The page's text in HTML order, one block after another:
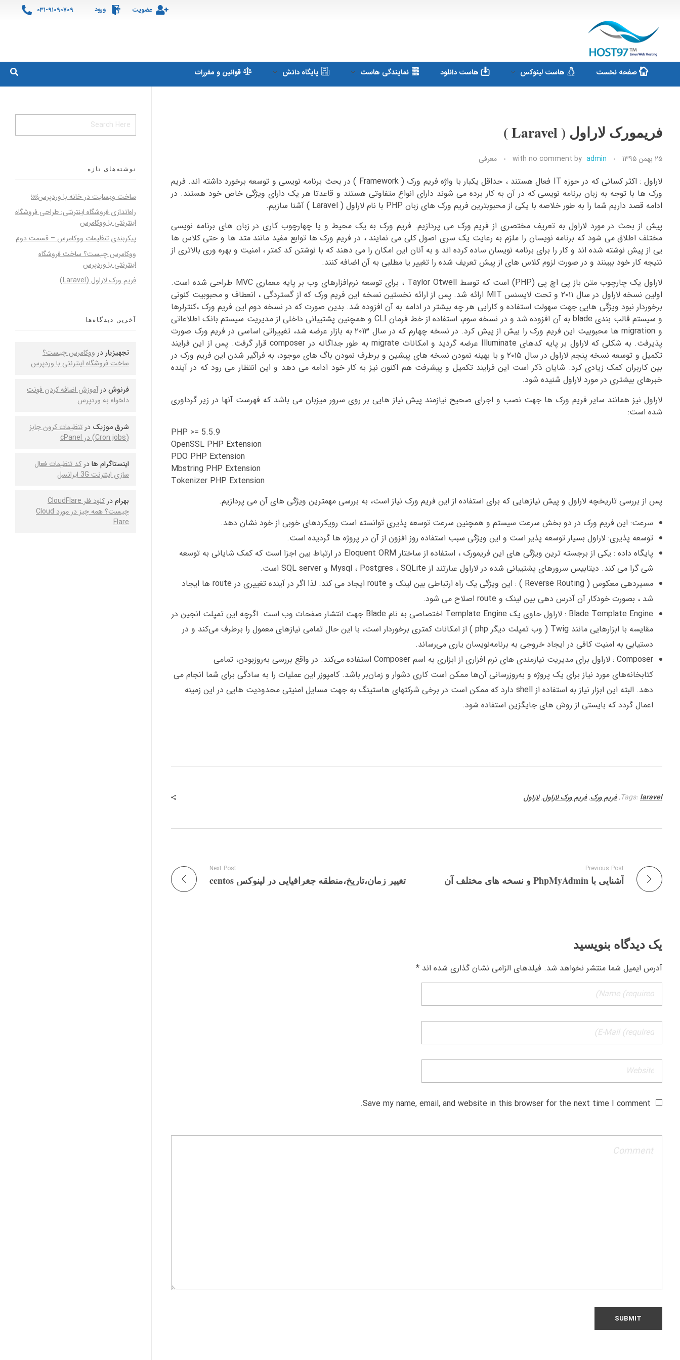
عضویت ورود ۰۳۱-۹۱۰۹۰۷۰۹
هاست ۹۷ارائه سرویس هاست لینوکس و ثبت دامنه
صفحه نخست هاست لینوکس هاست دانلود نمایندگی هاست پایگاه دانش قوانین و مقررات
فریمورک لاراول ( Laravel )
۲۵ بهمن ۱۳۹۵ by admin
with no comment معرفی
لاراول : اکثر کسانی که در حوزه IT فعال هستند ، حداقل یکبار با واژه فریم ورک ( Framework ) در بحث برنامه نویسی و توسعه برخورد داشته اند. فریم
ورک ها با توجه به زبان برنامه نویسی که در آن به کار برده می شوند دارای انواع متفاوتی هستند و قاعدتا هر یک دارای ویژگی خاص خود هستند. در
ادامه قصد داریم شما را به طور خلاصه با یکی از محبوبترین فریم ورک های زبان PHP با نام لاراول ( Laravel ) آشنا سازیم.
پیش از بحث در مورد لاراول به تعریف مختصری از فریم ورک می پردازیم. فریم ورک به یک محیط و یا چهارچوب کاری در زبان های برنامه نویسی
مختلف اطلاق می شود که برنامه نویسان را ملزم به رعایت یک سری اصول کلی می نمایند ، در فریم ورک ها توابع مفید مانند متد ها و حتی کلاس ها
یی از پیش نوشته شده اند و کار را برای برنامه نویسان ساده کرده اند و به آنان این امکان را می دهند که با نوشتن کد کمتر ، امنیت و بهره وری بالاتری از
نتیجه کار خود ببینند و در صورت لزوم کلاس های از پیش تعریف شده را تغییر یا مطلبی به آن اضافه کنند.
لاراول یک چارچوب متن باز پی اچ پی (PHP) است که توسط Taylor Otwell ، برای توسعه نرم‌افزارهای وب بر پایه معماری MVC طراحی شده است.
اولین نسخه لاراول در سال ۲۰۱۱ و تحت لایسنس MIT ارائه شد. پس از ارائه نخستین نسخه این فریم ورک که از گستردگی ، انعطاف و محبوبیت کنونی
برخوردار نبود ویژگی هایی جهت سهولت استفاده و کارایی هر چه بیشتر در ادامه به آن افزوده شد. بدین صورت که در نسخه دوم این فریم ورک ،کنترلرها
و سیستم قالب بندی blade به آن افزوده شد و در نسخه سوم، استفاده از خط فرمان CLI و همچنین پشتیبانی داخلی از مدیریت سیستم بانک اطلاعاتی
و migration ها محبوبیت این فریم ورک را بیش از پیش کرد. در نسخه چهارم که در سال ۲۰۱۳ به بازار عرضه شد، تغییراتی اساسی در فریم ورک صورت
پذیرفت. به شکلی که لاراول بر پایه کدهای Illuminate عرضه گردید و امکانات migrate به طور جداگانه در composer قرار گرفت. پس از این فرایند
تکمیل و توسعه نسخه پنجم لاراول در سال ۲۰۱۵ و با بهینه نمودن نسخه های پیشین و برطرف نمودن باگ های موجود، به فراگیر شدن این فریم ورک در
بین کاربران کمک زیادی کرد. شایان ذکر است این فرایند تکمیل و پیشرفت هم اکنون نیز به کار خود ادامه می دهد و این انتظار می رود که در آینده
خبرهای بیشتری در مورد لاراول شنیده شود.
لاراول نیز همانند سایر فریم ورک ها جهت نصب و اجرای صحیح نیازمند پیش نیاز هایی بر روی سرور میزبان می باشد که فهرست آنها در زیر گرداوری
شده است:
PHP >= 5.5.9
OpenSSL PHP Extension
PDO PHP Extension
Mbstring PHP Extension
Tokenizer PHP Extension
پس از بررسی تاریخچه لاراول و پیش نیازهایی که برای استفاده از این فریم ورک نیاز است، به بررسی مهمترین ویژگی های آن می پردازیم.
سرعت: این فریم ورک در دو بخش سرعت سیستم و همچنین سرعت توسعه پذیری توانسته است رویکردهای خوبی از خود نشان دهد.
توسعه پذیری: لاراول بسیار توسعه پذیر است و این ویژگی سبب استفاده روز افزون از آن در پروژه ها گردیده است.
پایگاه داده : یکی از برجسته ترین ویژگی های این فریمورک ، استفاده از ساختار Eloquent ORM در ارتباط بین اجزا است که کمک شایانی به توسعه
شی گرا می کند. دیتابیس سرورهای پشتیبانی شده در لاراول عبارتند از Mysql ، Postgres ، SQLite و SQL server است.
مسیردهی معکوس ( Reverse Routing ) : این ویژگی یک راه ارتباطی بین لینک و route ایجاد می کند. لذا اگر در آینده تغییری در route ها ایجاد
شد ، بصورت خودکار آن آدرس دهی بین لینک و route اصلاح می شود.
Blade Template Engine : لاراول حاوی یک Template Engine اختصاصی به نام Blade جهت انتشار صفحات وب است. اگرچه این تمپلت انجین در
مقایسه با ابزارهایی مانند Twig ( وب تمپلت دیگر php ) از امکانات کمتری برخوردار است، با این حال تمامی نیازهای معمول را برطرف می‌کند و در
دستیابی به امنیت کافی در ایجاد خروجی به برنامه‌نویسان یاری می‌رساند.
Composer : لاراول برای مدیریت نیازمندی های نرم افزاری از ابزاری به اسم Composer استفاده می‌کند. در واقع بررسی به‌روزبودن، تمامی
کتابخانه‌های مورد نیاز برای یک پروژه و به‌روزرسانی آن‌ها ممکن است کاری دشوار و زمان‌بر باشد. کامپوزر این عملیات را به سادگی برای شما انجام می
دهد. البته این ابزار نیاز به استفاده از shell دارد که ممکن است در برخی شرکتهای هاستینگ به جهت مسایل امنیتی محدودیت هایی در این زمینه
اعمال گردد که بایستی از روش های جایگزین استفاده شود.
Tags:laravel
,فریم ورک,فریم ورک لاراول,لاراول
Previous Post
آشنایی با PhpMyAdmin و نسخه های مختلف آن
Next Post
تغییر زمان،تاریخ،منطقه جغرافیایی در لینوکس centos
یک دیدگاه بنویسید
آدرس ایمیل شما منتشر نخواهد شد. فیلدهای الزامی نشان گذاری شده اند *
Save my name, email, and website in this browser for the next time I comment.
نوشته‌های تازه
ساخت وبسایت در خانه با وردپرس￼
راه‌اندازی فروشگاه اینترنتی: طراحی فروشگاه
اینترنتی با ووکامرس
پیکربندی تنظیمات ووکامرس – قسمت دوم
ووکامرس چیست؟ ساخت فروشگاه
اینترنتی با وردپرس
فریم ورک لاراول (Laravel)
آخرین دیدگاه‌ها
تجهیزیار در ووکامرس چیست؟
ساخت فروشگاه اینترنتی با وردپرس
فرنوشدرآموزش اضافه کردن فونت
دلخواه به وردپرس
شرق موزیک در تنظیمات کرون جابز
(Cron jobs) در cPanel
اینستاگرام هادر کد تنظیمات فعال
سازی اینترنت 3G ایرانسل
بهرامدر
کلود فلر CloudFlare
چیست؟ همه چیز در مورد Cloud
Flare